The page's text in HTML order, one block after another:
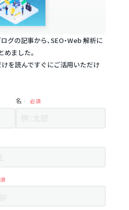
グの記事から、SEO・Web 解析に
ました。
を読んですぐにご活用いただけ
名 必須